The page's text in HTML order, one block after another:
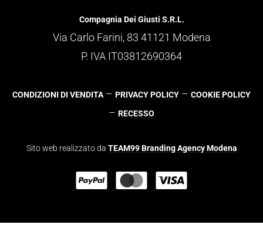
Compagnia Dei Giusti S.R.L.
Via Carlo Farini, 83 41121 Modena
P. IVA IT03812690364
CONDIZIONI DI VENDITA – PRIVACY POLICY – COOKIE POLICY
– RECESSO
Sito web realizzato da TEAM99 Branding Agency Modena